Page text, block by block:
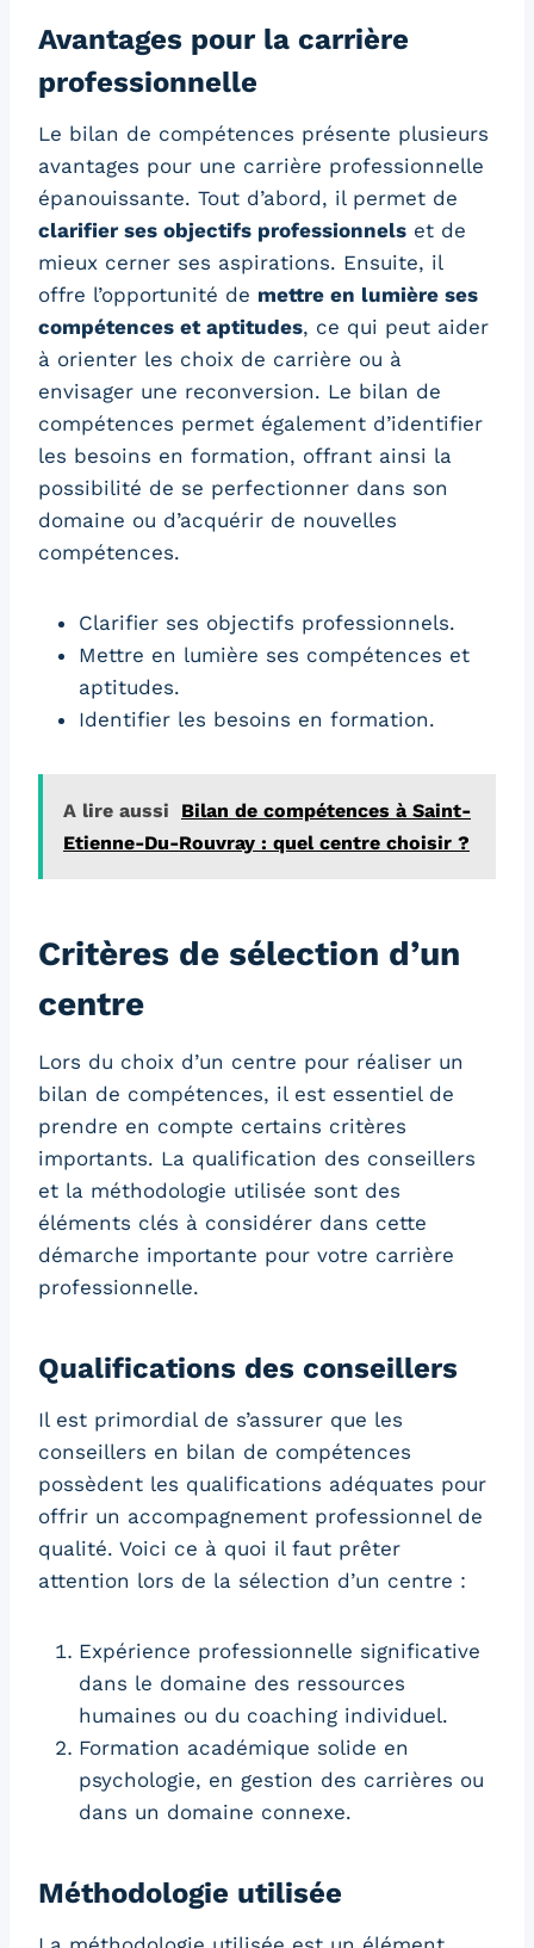
Avantages pour la carrière
professionnelle
Le bilan de compétences présente plusieurs
avantages pour une carrière professionnelle
épanouissante. Tout d’abord, il permet de
clarifier ses objectifs professionnels et de
mieux cerner ses aspirations. Ensuite, il
offre l’opportunité de mettre en lumière ses
compétences et aptitudes, ce qui peut aider
à orienter les choix de carrière ou à
envisager une reconversion. Le bilan de
compétences permet également d’identifier
les besoins en formation, offrant ainsi la
possibilité de se perfectionner dans son
domaine ou d’acquérir de nouvelles
compétences.
Clarifier ses objectifs professionnels.
Mettre en lumière ses compétences et
aptitudes.
Identifier les besoins en formation.
A lire aussi
Bilan de compétences à Saint-
Etienne-Du-Rouvray : quel centre choisir ?
Critères de sélection d’un
centre
Lors du choix d’un centre pour réaliser un
bilan de compétences, il est essentiel de
prendre en compte certains critères
importants. La qualification des conseillers
et la méthodologie utilisée sont des
éléments clés à considérer dans cette
démarche importante pour votre carrière
professionnelle.
Qualifications des conseillers
Il est primordial de s’assurer que les
conseillers en bilan de compétences
possèdent les qualifications adéquates pour
offrir un accompagnement professionnel de
qualité. Voici ce à quoi il faut prêter
attention lors de la sélection d’un centre :
Expérience professionnelle significative
dans le domaine des ressources
humaines ou du coaching individuel.
Formation académique solide en
psychologie, en gestion des carrières ou
dans un domaine connexe.
Méthodologie utilisée